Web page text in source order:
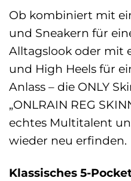
Ob kombiniert mit
und Sneakern für
Alltagslook oder mit
und High Heels für
Anlass – die ONLY
„ONLRAIN REG
echtes Multitalent
wieder neu erfinden.
Klassisches 5-